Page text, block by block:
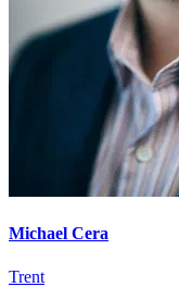
Michael Cera
Trent